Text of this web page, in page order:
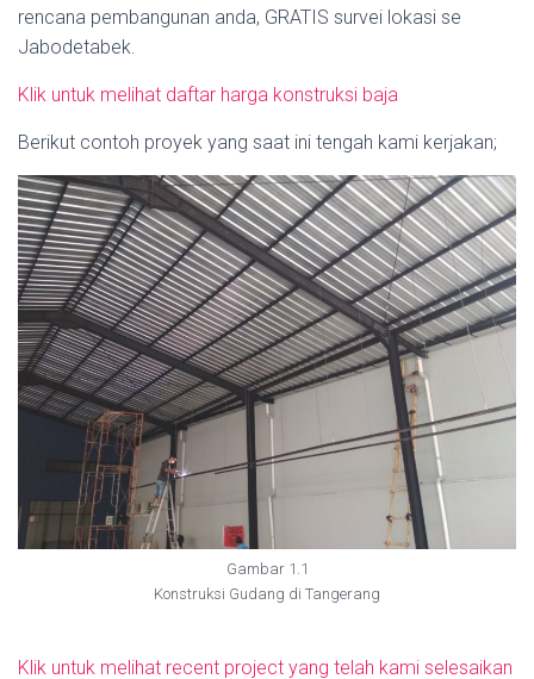
rencana pembangunan anda, GRATIS survei lokasi se
Jabodetabek.
Klik untuk melihat daftar harga konstruksi baja
Berikut contoh proyek yang saat ini tengah kami kerjakan;
Gambar 1.1
Konstruksi Gudang di Tangerang
Klik untuk melihat recent project yang telah kami selesaikan